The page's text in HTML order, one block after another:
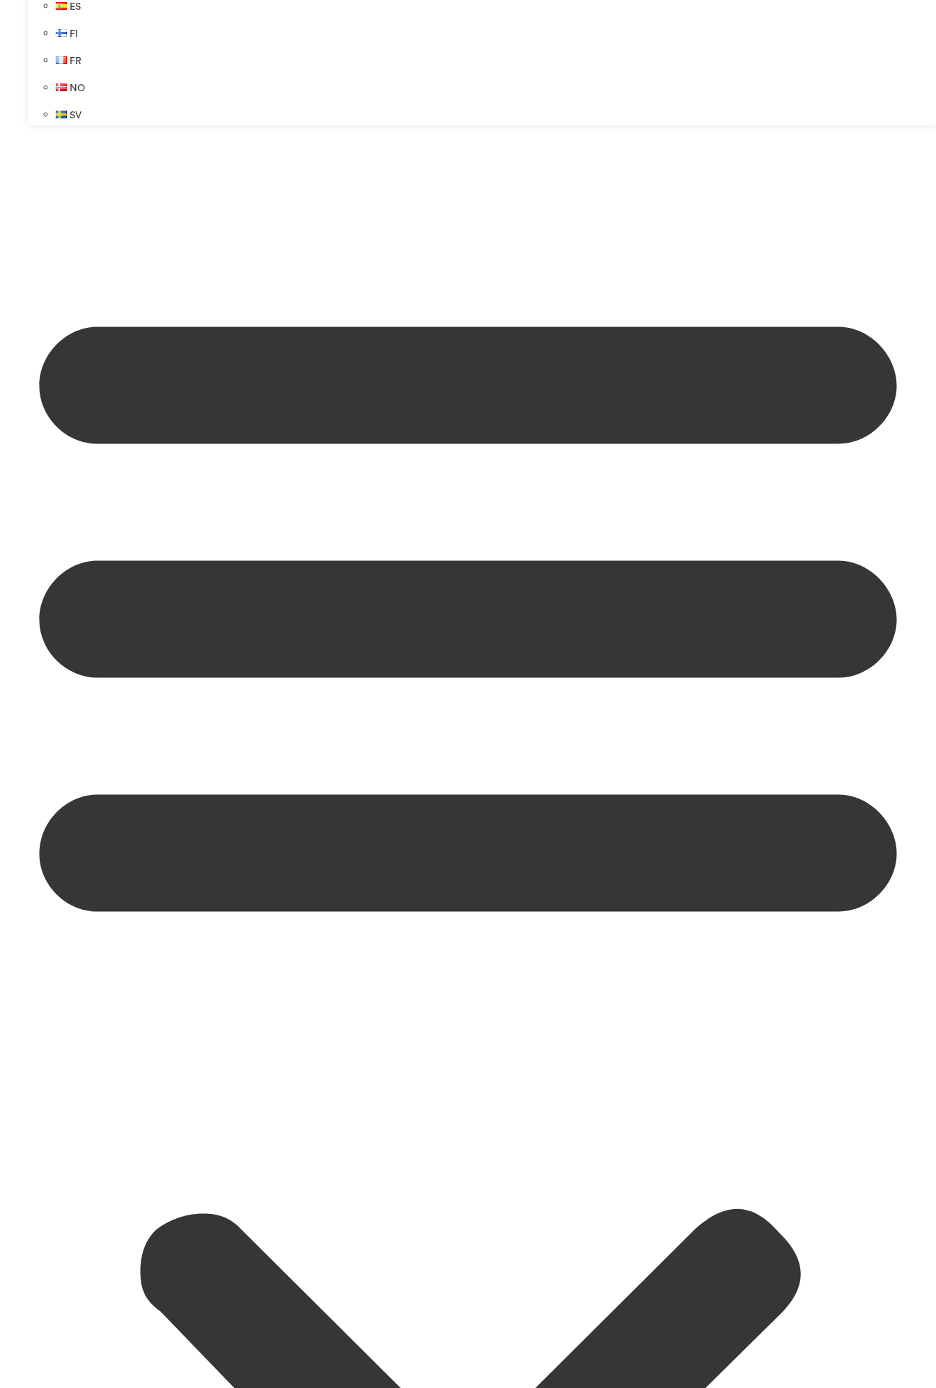
ES
FI
FR
NO
SV